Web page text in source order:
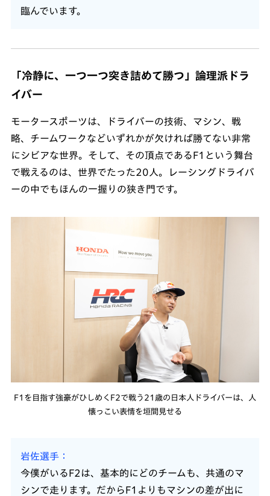
臨んでいます。
「冷静に、一つ一つ突き詰めて勝つ」論理派ドラ
イバー
モータースポーツは、ドライバーの技術、マシン、戦
略、チームワークなどいずれかが欠ければ勝てない非常
にシビアな世界。そして、その頂点であるF1という舞台
で戦えるのは、世界でたった20人。レーシングドライバ
ーの中でもほんの一握りの狭き門です。
F1を目指す強豪がひしめくF2で戦う21歳の日本人ドライバーは、人
懐っこい表情を垣間見せる
岩佐選手
今僕がいるF2は、基本的にどのチームも、共通のマ
シンで走ります。だからF1よりもマシンの差が出に